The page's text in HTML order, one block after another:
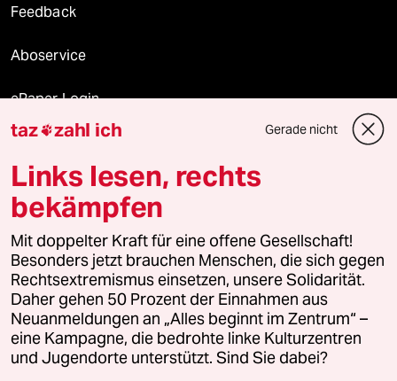
Feedback
Aboservice
ePaper Login
Downloads für Abonnierende
© 2026 taz Verlags und Vertriebs GmbH
Alle Rechte vorbehalten. Bei rechtlichen Fragen oder für Genehmigungen
wenden Sie sich bitte an lizenzen@taz.de
Feedback Redaktionsstatut Kommune-Richtlinien
Leitlinie Informant Datenschutz Impressum AGB
taz zahl ich Gerade nicht
Links lesen, rechts
bekämpfen
Mit doppelter Kraft für eine offene Gesellschaft!
Besonders jetzt brauchen Menschen, die sich gegen
Rechtsextremismus einsetzen, unsere Solidarität.
Daher gehen 50 Prozent der Einnahmen aus
Neuanmeldungen an „Alles beginnt im Zentrum“ –
eine Kampagne, die bedrohte linke Kulturzentren
und Jugendorte unterstützt. Sind Sie dabei?